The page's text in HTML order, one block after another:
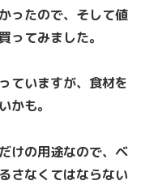
ったので、そして値
ってみました。
ていますが、食材を
かも。
けの用途なので、ベ
さなくてはならない